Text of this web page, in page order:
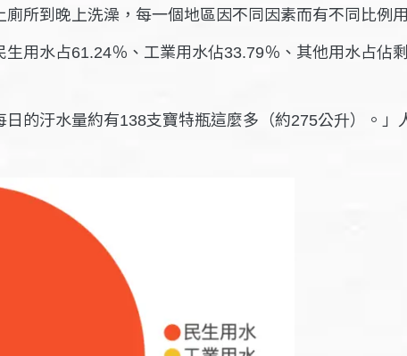
所到晚上洗澡，每一個地區因不同因素而有不同比例
生用水占61.24％、工業用水佔33.79％、其他用水占佔
日的汙水量約有138支寶特瓶這麼多（約275公升）。」